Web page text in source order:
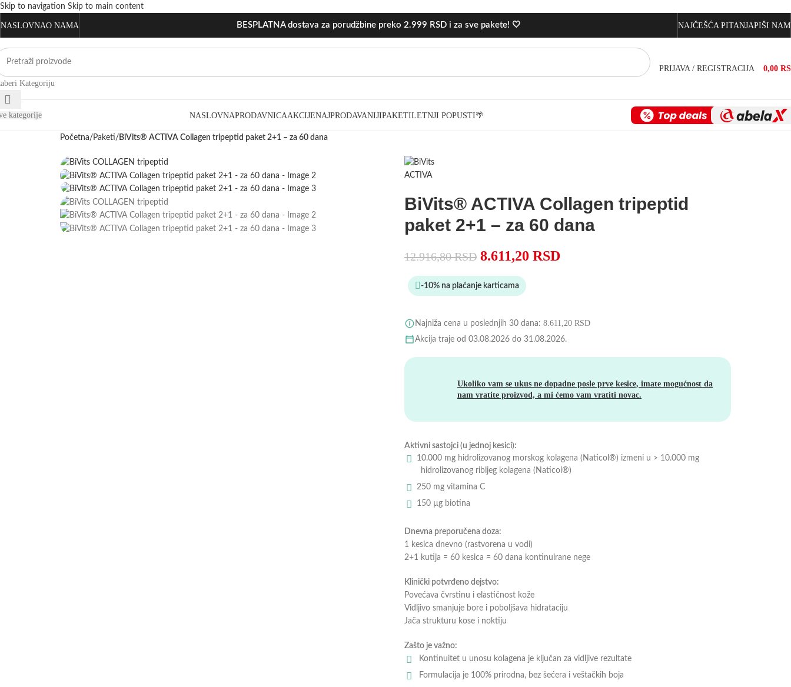
Skip to navigation Skip to main content
NASLOVNAO NAMA BESPLATNA dostava za porudžbine preko 2.999 RSD i za sve pakete! 🤍 NAJČEŠĆA PITANJAPIŠI NAM
Kategoriju
PRIJAVA / REGISTRACIJA 0,00
kategorije NASLOVNAPRODAVNICAAKCIJENAJPRODAVANIJIPAKETILETNJI POPUSTI🌴
Početna/ Paketi/ BiVits® ACTIVA Collagen tripeptid paket 2+1 – za 60 dana
Akcija
BiVits® ACTIVA Collagen tripeptid
paket 2+1 – za 60 dana
12.916,80RSD 8.611,20 RSD
-10% na plaćanje karticama
Najniža cena u poslednjih 30 dana: 8.611,20 RSD
Akcija traje od 03.08.2026 do 31.08.2026.
Ukoliko vam se ukus ne dopadne posle prve kesice, imate mogućnost da
nam vratite proizvod, a mi ćemo vam vratiti novac.
Aktivni sastojci (u jednoj kesici):
10.000 mg hidrolizovanog morskog kolagena (Naticol®) izmeni u > 10.000 mg
hidrolizovanog ribljeg kolagena (Naticol®)
250 mg vitamina C
150 µg biotina
Dnevna preporučena doza:
1 kesica dnevno (rastvorena u vodi)
2+1 kutija = 60 kesica = 60 dana kontinuirane nege
Klinički potvrđeno dejstvo:
Povećava čvrstinu i elastičnost kože
Vidljivo smanjuje bore i poboljšava hidrataciju
Jača strukturu kose i noktiju
Zašto je važno:
Kontinuitet u unosu kolagena je ključan za vidljive rezultate
Formulacija je 100% prirodna, bez šećera i veštačkih boja
Hot
Hot
Akcija
Hot
Akcija
Hot
Akcija
Hot
Akcija
Akcija
Hot
Akcija
Hot
Akcija
Hot
Akcija
Akcija
Akcija
Akcija